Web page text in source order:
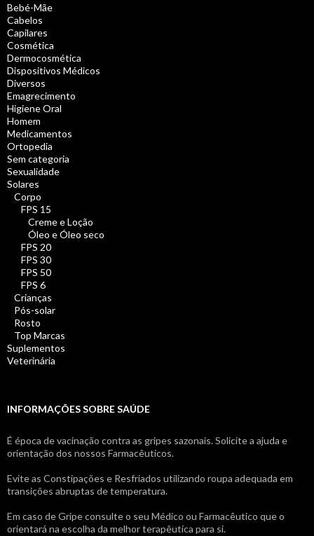
Bebé-Mãe
Cabelos
Capilares
Cosmética
Dermocosmética
Dispositivos Médicos
Diversos
Emagrecimento
Higiene Oral
Homem
Medicamentos
Ortopedia
Sem categoria
Sexualidade
Solares
Corpo
FPS 15
Creme e Loção
Óleo e Óleo seco
FPS 20
FPS 30
FPS 50
FPS 6
Crianças
Pós-solar
Rosto
Top Marcas
Suplementos
Veterinária
INFORMAÇÕES SOBRE SAÚDE
É época de vacinação contra as gripes sazonais. Solicite a ajuda e
orientação dos nossos Farmacêuticos.
Evite as Constipações e Resfriados utilizando roupa adequada em
transições abruptas de temperatura.
Em caso de Gripe consulte o seu Médico ou Farmacêutico que o
orientará na escolha da melhor terapêutica para si.